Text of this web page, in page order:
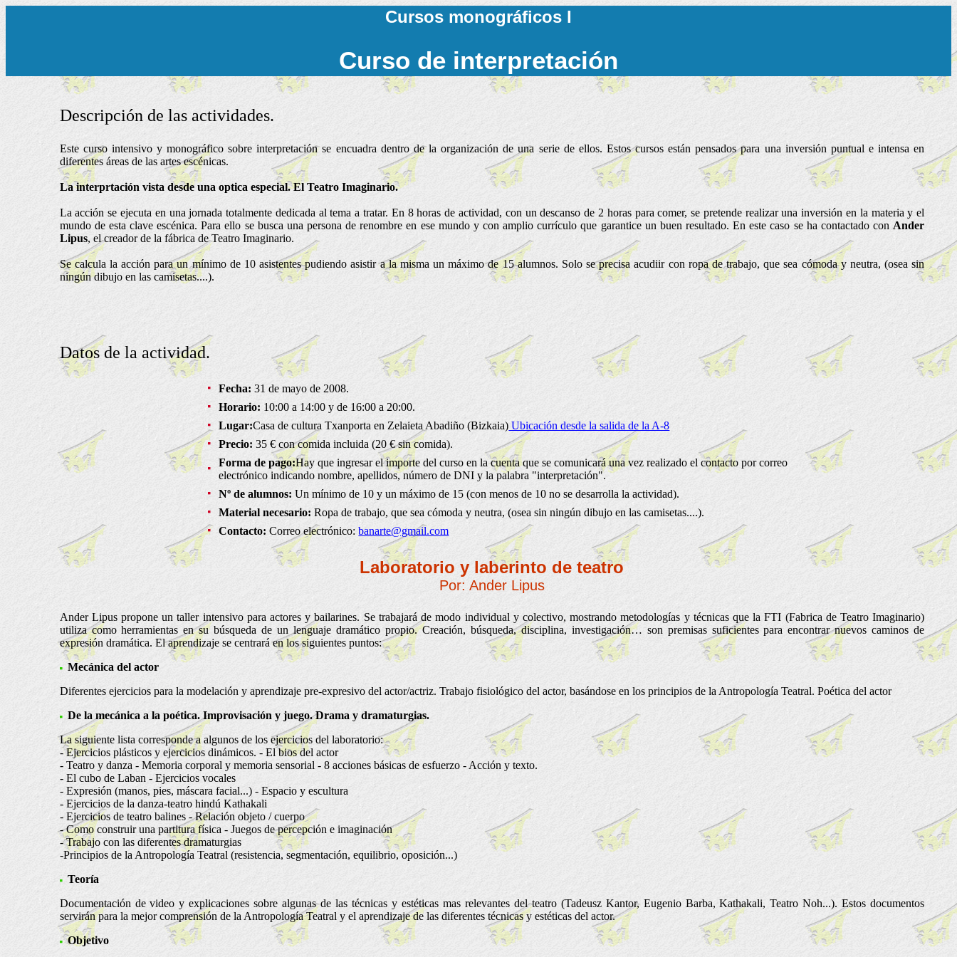
Cursos monográficos I
Curso de interpretación
Descripción de las actividades.
Este curso intensivo y monográfico sobre interpretación se encuadra dentro de la organización de una serie de ellos. Estos cursos están pensados para una inversión puntual e intensa en
diferentes áreas de las artes escénicas.
La interprtación vista desde una optica especial. El Teatro Imaginario.
La acción se ejecuta en una jornada totalmente dedicada al tema a tratar. En 8 horas de actividad, con un descanso de 2 horas para comer, se pretende realizar una inversión en la materia y el
mundo de esta clave escénica. Para ello se busca una persona de renombre en ese mundo y con amplio currículo que garantice un buen resultado. En este caso se ha contactado con Ander
Lipus, el creador de la fábrica de Teatro Imaginario.
Se calcula la acción para un mínimo de 10 asistentes pudiendo asistir a la misma un máximo de 15 alumnos. Solo se precisa acudiir con ropa de trabajo, que sea cómoda y neutra, (osea sin
ningún dibujo en las camisetas....).
Datos de la actividad.
Fecha: 31 de mayo de 2008.
Horario: 10:00 a 14:00 y de 16:00 a 20:00.
Lugar:Casa de cultura Txanporta en Zelaieta Abadiño (Bizkaia) Ubicación desde la salida de la A-8
Precio: 35 € con comida incluida (20 € sin comida).
Forma de pago:Hay que ingresar el importe del curso en la cuenta que se comunicará una vez realizado el contacto por correo
electrónico indicando nombre, apellidos, número de DNI y la palabra "interpretación".
Nº de alumnos: Un mínimo de 10 y un máximo de 15 (con menos de 10 no se desarrolla la actividad).
Material necesario: Ropa de trabajo, que sea cómoda y neutra, (osea sin ningún dibujo en las camisetas....).
Contacto: Correo electrónico:banarte@gmail.com
Laboratorio y laberinto de teatro
Por: Ander Lipus
Ander Lipus propone un taller intensivo para actores y bailarines. Se trabajará de modo individual y colectivo, mostrando metodologías y técnicas que la FTI (Fabrica de Teatro Imaginario)
utiliza como herramientas en su búsqueda de un lenguaje dramático propio. Creación, búsqueda, disciplina, investigación… son premisas suficientes para encontrar nuevos caminos de
expresión dramática. El aprendizaje se centrará en los siguientes puntos:
Mecánica del actor
Diferentes ejercicios para la modelación y aprendizaje pre-expresivo del actor/actriz. Trabajo fisiológico del actor, basándose en los principios de la Antropología Teatral. Poética del actor
De la mecánica a la poética. Improvisación y juego. Drama y dramaturgias.
La siguiente lista corresponde a algunos de los ejercicios del laboratorio:
- Ejercicios plásticos y ejercicios dinámicos. - El bios del actor
- Teatro y danza - Memoria corporal y memoria sensorial - 8 acciones básicas de esfuerzo - Acción y texto.
- El cubo de Laban - Ejercicios vocales
- Expresión (manos, pies, máscara facial...) - Espacio y escultura
- Ejercicios de la danza-teatro hindú Kathakali
- Ejercicios de teatro balines - Relación objeto / cuerpo
- Como construir una partitura física - Juegos de percepción e imaginación
- Trabajo con las diferentes dramaturgias
-Principios de la Antropología Teatral (resistencia, segmentación, equilibrio, oposición...)
Teoría
Documentación de video y explicaciones sobre algunas de las técnicas y estéticas mas relevantes del teatro (Tadeusz Kantor, Eugenio Barba, Kathakali, Teatro Noh...). Estos documentos
servirán para la mejor comprensión de la Antropología Teatral y el aprendizaje de las diferentes técnicas y estéticas del actor.
Objetivo